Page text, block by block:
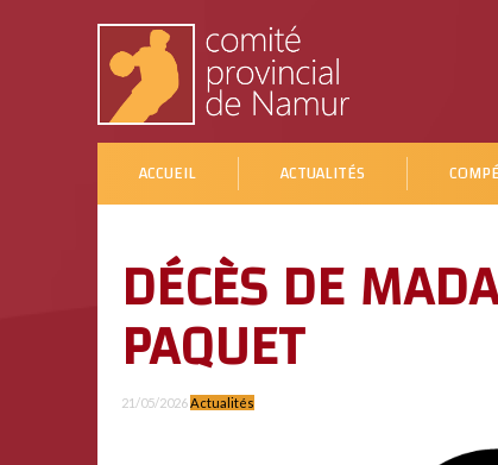
ACCUEIL ACTUALITÉS
DÉCÈS DE
PAQUET
21/05/2026 Actualités